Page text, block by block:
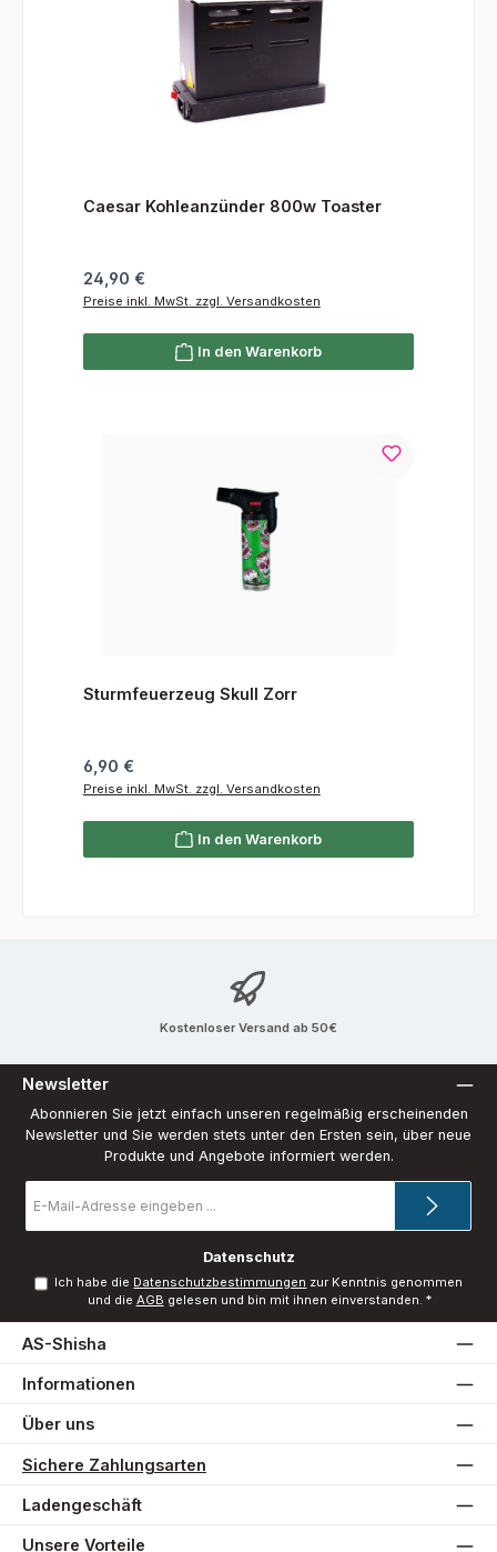
Caesar Kohleanzünder 800w Toaster
Regulärer Preis:
24,90 €
Preise inkl. MwSt. zzgl. Versandkosten
In den Warenkorb
Sturmfeuerzeug Skull Zorr
Regulärer Preis:
6,90 €
Preise inkl. MwSt. zzgl. Versandkosten
In den Warenkorb
Kostenloser Versand ab 50€
Newsletter
Abonnieren Sie jetzt einfach unseren regelmäßig erscheinenden
Newsletter und Sie werden stets unter den Ersten sein, über neue
Produkte und Angebote informiert werden.
Mail-
*
Datenschutz
Ich habe die Datenschutzbestimmungen zur Kenntnis genommen
und die AGB gelesen und bin mit ihnen einverstanden. *
AS-Shisha
Informationen
Über uns
Sichere Zahlungsarten
Ladengeschäft
Unsere Vorteile